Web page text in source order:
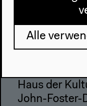
Haus der
John-Foster-
Alle